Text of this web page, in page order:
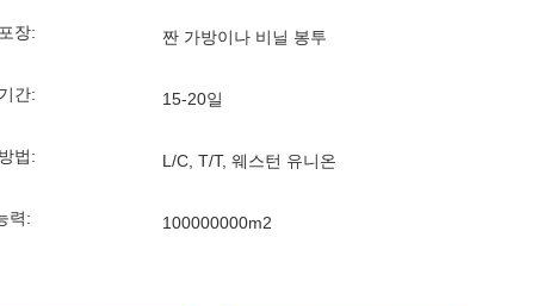
장: 짠 가방이나 비닐 봉투
간: 15-20일
법: L/C, T/T, 웨스턴 유니온
력: 100000000m2